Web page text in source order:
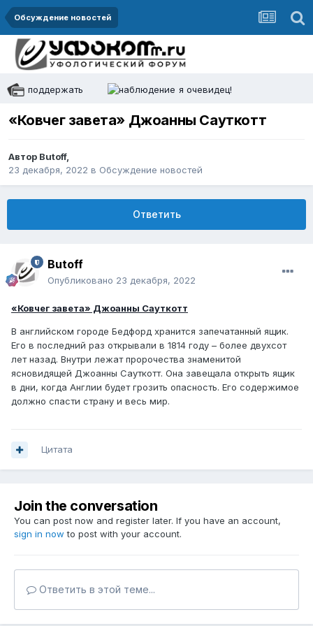
Обсуждение новостей
поддержать я очевидец!
«Ковчег завета» Джоанны Сауткотт
Автор Butoff,
23 декабря, 2022 в Обсуждение новостей
Ответить
Butoff
Опубликовано 23 декабря, 2022
«Ковчег завета» Джоанны Сауткотт
В английском городе Бедфорд хранится запечатанный ящик.
Его в последний раз открывали в 1814 году – более двухсот
лет назад. Внутри лежат пророчества знаменитой
ясновидящей Джоанны Сауткотт. Она завещала открыть ящик
в дни, когда Англии будет грозить опасность. Его содержимое
должно спасти страну и весь мир.
Цитата
Join the conversation
You can post now and register later. If you have an account,
sign in now to post with your account.
Ответить в этой теме...